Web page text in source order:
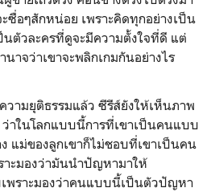
ซื่อๆสักหน่อย เพราะคิดทุกอย่างเป็น
นตัวละครที่ดูจะมีความตั้งใจที่ดี แต่
าจว่าเขาจะพลิกเกมกันอย่างไร
ามยุติธรรมแล้ว ซีรีส์ยังให้เห็นภาพ
าในโลกแบบนี้การที่เขาเป็นคนแบบ
แม่ของลูกเขาก็ไม่ชอบที่เขาเป็นคน
าะมองว่ามันนำปัญหามาให้
พราะมองว่าคนแบบนี้เป็นตัวปัญหา